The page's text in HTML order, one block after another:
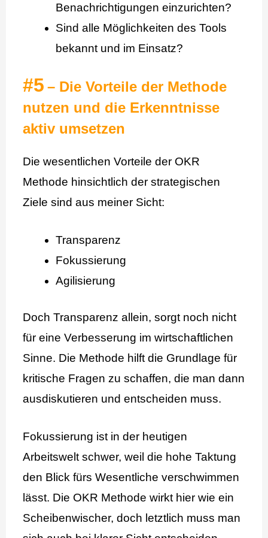
Benachrichtigungen einzurichten?
Sind alle Möglichkeiten des Tools
bekannt und im Einsatz?
#5 – Die Vorteile der Methode
nutzen und die Erkenntnisse
aktiv umsetzen
Die wesentlichen Vorteile der OKR
Methode hinsichtlich der strategischen
Ziele sind aus meiner Sicht:
Transparenz
Fokussierung
Agilisierung
Doch Transparenz allein, sorgt noch nicht
für eine Verbesserung im wirtschaftlichen
Sinne. Die Methode hilft die Grundlage für
kritische Fragen zu schaffen, die man dann
ausdiskutieren und entscheiden muss.
Fokussierung ist in der heutigen
Arbeitswelt schwer, weil die hohe Taktung
den Blick fürs Wesentliche verschwimmen
lässt. Die OKR Methode wirkt hier wie ein
Scheibenwischer, doch letztlich muss man